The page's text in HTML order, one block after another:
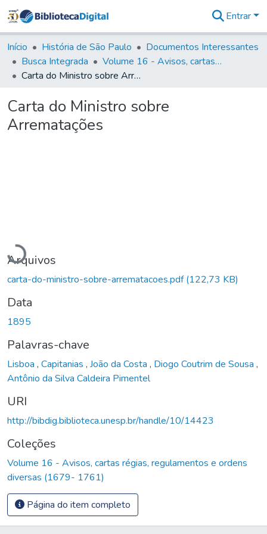
&
Coleções
Tudo na
Biblioteca
Estatísticas
Entrar
Início História de São Paulo
Documentos Interessantes
Busca Integrada
Volume 16 - Avisos, cartas régias, regulamentos e ordens diversas (1679- 1761)
Carta do Ministro sobre Arrematações
Carta do Ministro sobre
Arrematações
Arquivos
carta-do-ministro-sobre-arrematacoes.pdf(122,73 KB)
Data
1895
Palavras-chave
Lisboa , Capitanias , João da Costa , Diogo Coutrim de Sousa ,
Antônio da Silva Caldeira Pimentel
URI
http://bibdig.biblioteca.unesp.br/handle/10/14423
Coleções
Volume 16 - Avisos, cartas régias, regulamentos e ordens
diversas (1679- 1761)
Página do item completo